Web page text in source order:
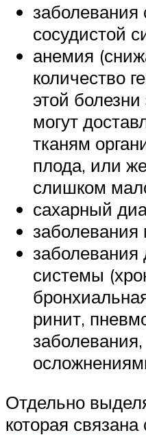
заболевания
сосудистой
анемия
количество
этой
могут
тканям
плода, или
слишком
сахарный
заболевания
заболевания
системы
ринит,
Отдельно
которая